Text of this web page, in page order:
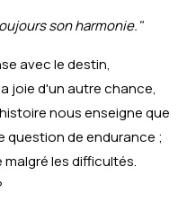
son harmonie."
avec le destin,
joie d'un autre chance,
nous enseigne que
question de endurance ;
les difficultés.